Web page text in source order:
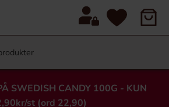
SWEDISH CANDY 100G - KUN
st (ord 22,90)